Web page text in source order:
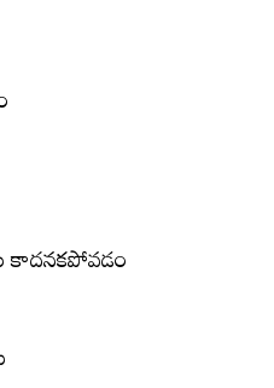
కాదనకపోవడం